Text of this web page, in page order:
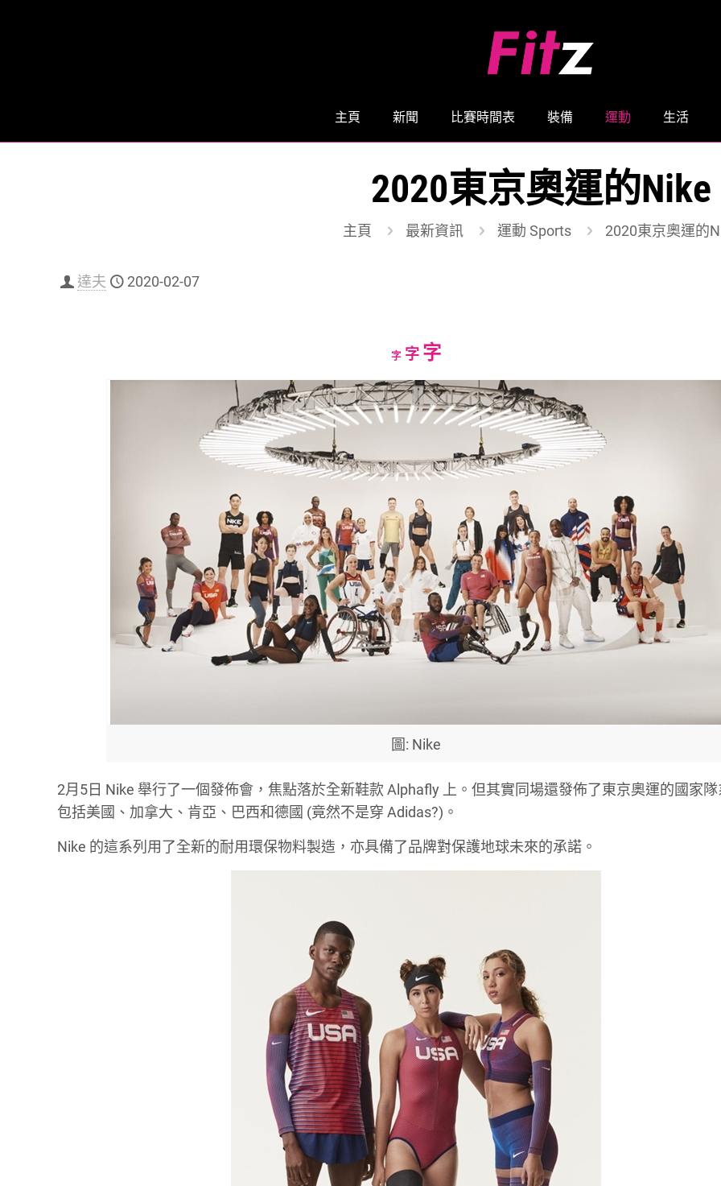
主頁 新聞 比賽時間表 裝備 運動 生活
2020東京奧運的Nike
主頁 最新資訊 運動 Sports 2020東京奧運的
達夫 2020-02-07
字Decrease
size.
字Reset
size.
字Increase
font
size.
圖: Nike
2月5日 Nike 舉行了一個發佈會，焦點落於全新鞋款 Alphafly 上。但其實同場還發佈了東京奧運的國家
包括美國、加拿大、肯亞、巴西和德國 (竟然不是穿 Adidas?)。
Nike 的這系列用了全新的耐用環保物料製造，亦具備了品牌對保護地球未來的承諾。